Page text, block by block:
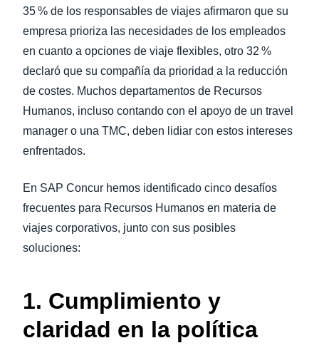
35 % de los responsables de viajes afirmaron que su
empresa prioriza las necesidades de los empleados
en cuanto a opciones de viaje flexibles, otro 32 %
declaró que su compañía da prioridad a la reducción
de costes. Muchos departamentos de Recursos
Humanos, incluso contando con el apoyo de un travel
manager o una TMC, deben lidiar con estos intereses
enfrentados.
En SAP Concur hemos identificado cinco desafíos
frecuentes para Recursos Humanos en materia de
viajes corporativos, junto con sus posibles
soluciones:
1. Cumplimiento y
claridad en la política